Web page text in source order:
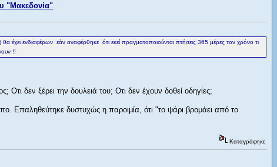
"Μακεδονία"
ενδιαφέρων εάν αναφέρθηκε ότι εκεί πραγματοποιούνται πτήσεις 365 μέρες τον χρόνο τι
!!
Οτι δεν ξέρει την δουλειά του; Οτι δεν έχουν δοθεί οδηγίες;
Επαληθεύτηκε δυστυχώς η παροιμία, ότι "το ψάρι βρομάει από το
Καταγράφηκε